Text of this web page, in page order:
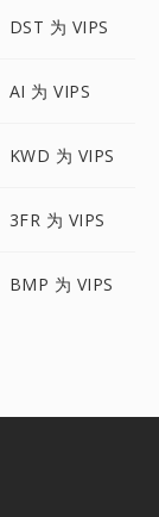
DST 为 VIPS
AI 为 VIPS
KWD 为 VIPS
3FR 为 VIPS
BMP 为 VIPS